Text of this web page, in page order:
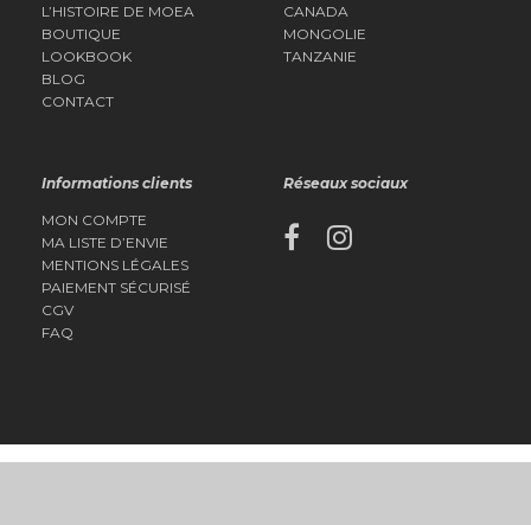
L’HISTOIRE DE MOEA
BOUTIQUE
LOOKBOOK
BLOG
CONTACT
CANADA
MONGOLIE
TANZANIE
Informations clients
MON COMPTE
MA LISTE D’ENVIE
MENTIONS LÉGALES
PAIEMENT SÉCURISÉ
CGV
FAQ
Réseaux sociaux